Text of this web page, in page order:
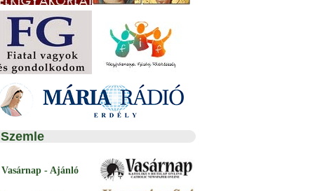
Szemle
Vasárnap - Ajánló